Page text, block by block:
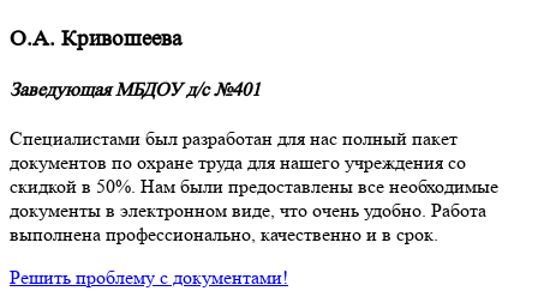
О.А. Кривошеева
Заведующая МБДОУ д/с №401
Специалистами был разработан для нас полный пакет
документов по охране труда для нашего учреждения со
скидкой в 50%. Нам были предоставлены все необходимые
документы в электронном виде, что очень удобно. Работа
выполнена профессионально, качественно и в срок.
Решить проблему с документами!